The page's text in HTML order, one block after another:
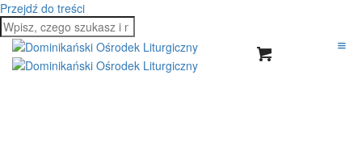
Przejdź do treści